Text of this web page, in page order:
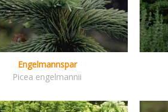
Engelmannspar
Picea engelmannii